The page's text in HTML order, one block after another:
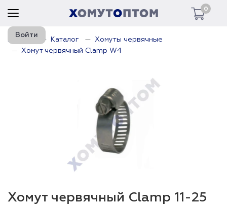
0
Войти
Главная Каталог
Хомуты червячные
Хомут червячный Clamp W4
Хомут червячный Clamp 11-25